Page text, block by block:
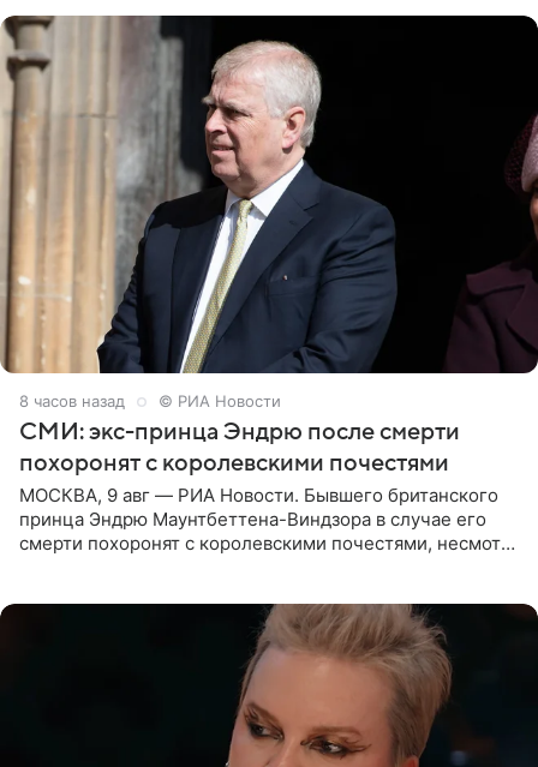
8 часов назад © РИА Новости
СМИ: экс-принца Эндрю после смерти
похоронят с королевскими почестями
МОСКВА, 9 авг — РИА Новости. Бывшего британского
принца Эндрю Маунтбеттена-Виндзора в случае его
смерти похоронят с королевскими почестями, несмотря